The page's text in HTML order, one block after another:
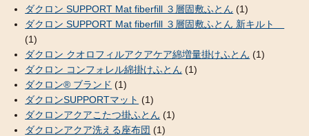
ダクロン SUPPORT Mat fiberfill ３層固敷ふとん (1)
ダクロン SUPPORT Mat fiberfill ３層固敷ふとん 新キルト
(1)
ダクロン クオロフィルアクアケア綿増量掛けふとん (1)
ダクロン コンフォレル綿掛けふとん (1)
ダクロン® ブランド (1)
ダクロンSUPPORTマット (1)
ダクロンアクアこたつ掛ふとん (1)
ダクロンアクア洗える座布団 (1)